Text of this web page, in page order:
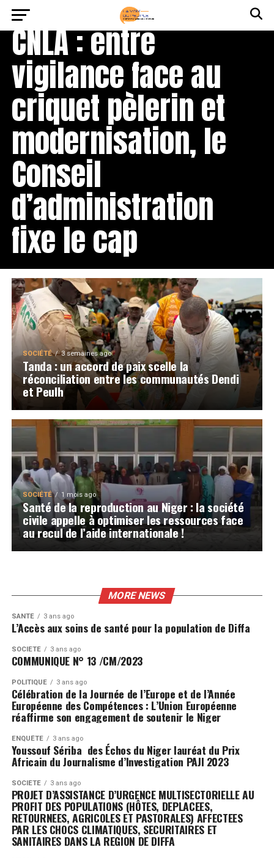
SOCIÉTÉ
CNLA : entre
vigilance face au
criquet pèlerin et
modernisation, le
Conseil
d’administration
fixe le cap
SOCIÉTÉ 3 semaines ago
Tanda : un accord de paix scelle la
réconciliation entre les communautés Dendi
et Peulh
SOCIÉTÉ 1 mois ago
Santé de la reproduction au Niger : la société
civile appelle à optimiser les ressources face
au recul de l’aide internationale !
MORE NEWS
SANTÉ 3 ans ago
L’Accès aux soins de santé pour la population de Diffa
SOCIÉTÉ 3 ans ago
COMMUNIQUE N° 13 /CM/2023
POLITIQUE 3 ans ago
Célébration de la Journée de l’Europe et de l’Année
Européenne des Compétences : L’Union Européenne
réaffirme son engagement de soutenir le Niger
ENQUÊTE 3 ans ago
Youssouf Sériba des Échos du Niger lauréat du Prix
Africain du Journalisme d’Investigation PAJI 2023
SOCIÉTÉ 3 ans ago
PROJET D’ASSISTANCE D’URGENCE MULTISECTORIELLE AU
PROFIT DES POPULATIONS (HÔTES, DEPLACEES,
RETOURNEES, AGRICOLES ET PASTORALES) AFFECTEES
PAR LES CHOCS CLIMATIQUES, SECURITAIRES ET
SANITAIRES DANS LA REGION DE DIFFA